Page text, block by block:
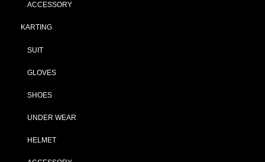
ACCESSORY
KARTING
SUIT
GLOVES
SHOES
UNDER WEAR
HELMET